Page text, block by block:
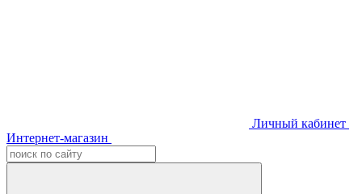
Личный кабинет
Интернет-магазин